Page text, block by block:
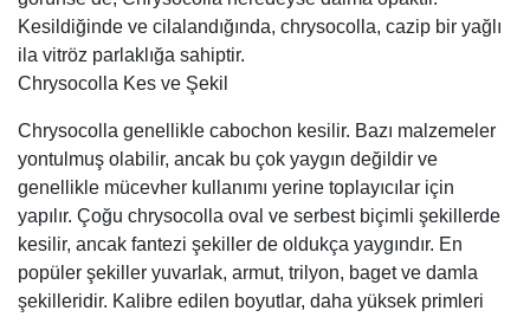
Kesildiğinde ve cilalandığında, chrysocolla, cazip bir yağlı
ila vitröz parlaklığa sahiptir.
Chrysocolla Kes ve Şekil
Chrysocolla genellikle cabochon kesilir. Bazı malzemeler
yontulmuş olabilir, ancak bu çok yaygın değildir ve
genellikle mücevher kullanımı yerine toplayıcılar için
yapılır. Çoğu chrysocolla oval ve serbest biçimli şekillerde
kesilir, ancak fantezi şekiller de oldukça yaygındır. En
popüler şekiller yuvarlak, armut, trilyon, baget ve damla
şekilleridir. Kalibre edilen boyutlar, daha yüksek primleri